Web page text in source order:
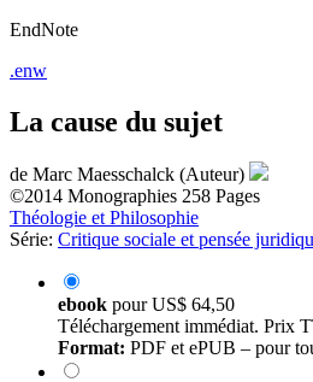
EndNote
.enw
La cause du sujet
de Marc Maesschalck (Auteur)
©2014 Monographies 258 Pages
Théologie et Philosophie
Série: Critique sociale et pensée
ebook pourUS$ 64,50
Téléchargement immédiat. Prix
Format: PDF et ePUB – pour